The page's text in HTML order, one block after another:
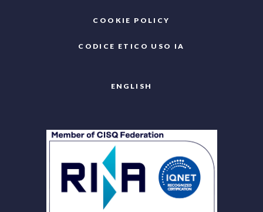
COOKIE POLICY
CODICE ETICO USO IA
ENGLISH